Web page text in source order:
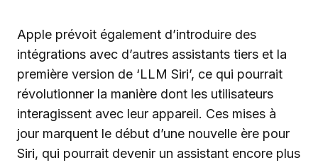
Apple prévoit également d’introduire des
intégrations avec d’autres assistants tiers et la
première version de ‘LLM Siri’, ce qui pourrait
révolutionner la manière dont les utilisateurs
interagissent avec leur appareil. Ces mises à
jour marquent le début d’une nouvelle ère pour
Siri, qui pourrait devenir un assistant encore plus